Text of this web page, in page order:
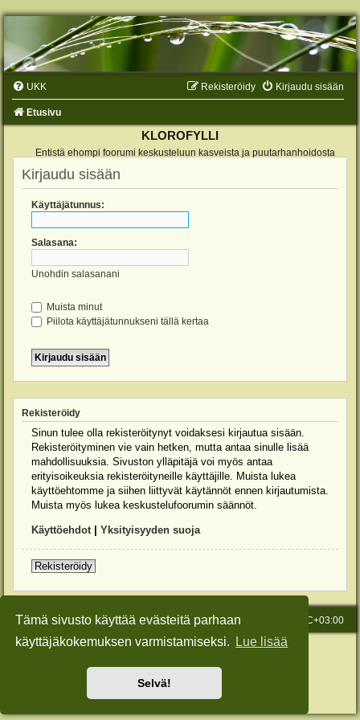
Tämä sivusto käyttää evästeitä parhaan
käyttäjäkokemuksen varmistamiseksi.
Lue lisää
Selvä!
UKK Kirjaudu sisään
Rekisteröidy
Etusivu
KLOROFYLLI
Entistä ehompi foorumi keskusteluun kasveista ja puutarhanhoidosta
Kirjaudu sisään
Käyttäjätunnus:
Salasana:
Unohdin salasanani
Muista minut
Piilota käyttäjätunnukseni tällä kertaa
Rekisteröidy
Sinun tulee olla rekisteröitynyt voidaksesi kirjautua sisään.
Rekisteröityminen vie vain hetken, mutta antaa sinulle lisää
mahdollisuuksia. Sivuston ylläpitäjä voi myös antaa
erityisoikeuksia rekisteröityneille käyttäjille. Muista lukea
käyttöehtomme ja siihen liittyvät käytännöt ennen kirjautumista.
Muista myös lukea keskustelufoorumin säännöt.
Käyttöehdot| Yksityisyyden suoja
Rekisteröidy
Etusivu Kaikki ajat ovat UTC+03:00
Viesti Ylläpidolle
Keskustelufoorumin ohjelmistophpBB® Forum Software © phpBB Limited